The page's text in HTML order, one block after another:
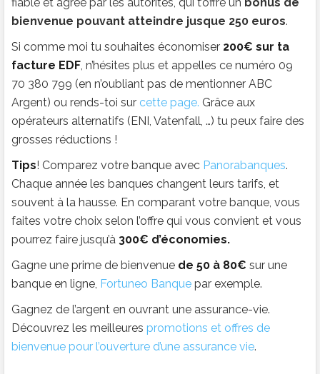
bienvenue pouvant atteindre jusque 250 euros.
Si comme moi tu souhaites économiser 200€ sur ta
facture EDF, n’hésites plus et appelles ce numéro 09
70 380 799 (en n’oubliant pas de mentionner ABC
Argent) ou rends-toi sur cette page. Grâce aux
opérateurs alternatifs (ENI, Vatenfall, …) tu peux faire des
grosses réductions !
Tips! Comparez votre banque avec Panorabanques.
Chaque année les banques changent leurs tarifs, et
souvent à la hausse. En comparant votre banque, vous
faites votre choix selon l’offre qui vous convient et vous
pourrez faire jusqu’à 300€ d’économies.
Gagne une prime de bienvenue de 50 à 80€ sur une
banque en ligne, Fortuneo Banque par exemple.
Gagnez de l’argent en ouvrant une assurance-vie.
Découvrez les meilleures promotions et offres de
bienvenue pour l’ouverture d’une assurance vie.